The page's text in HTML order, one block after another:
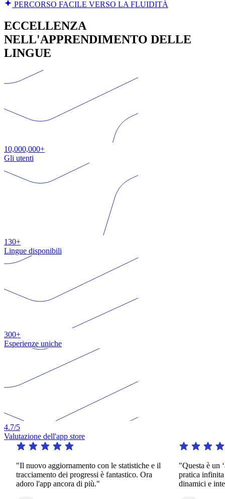
PERCORSO FACILE VERSO LA FLUIDITÀ
ECCELLENZA
NELL'APPRENDIMENTO DELLE
LINGUE
10,000,000+
Gli utenti
130+
Lingue disponibili
300+
Esperienze uniche
4.7/5
Valutazione dell'app store
"Il nuovo aggiornamento con le statistiche e il
tracciamento dei progressi è fantastico. Ora
adoro l'app ancora di più."
"Questa è un
pratica infinita
dinamici e